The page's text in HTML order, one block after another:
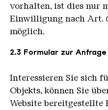
vorhalten, ist dies nur
Einwilligung nach Art.
möglich.
2.3 Formular zur
Interessieren Sie sich
Objekts, können Sie
Website bereitgestellte